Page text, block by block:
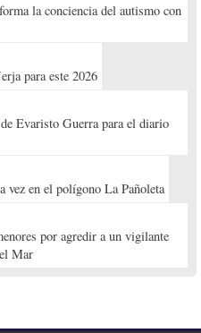
la conciencia del autismo con
para este 2026
Evaristo Guerra para el diario
vez en el polígono La Pañoleta
por agredir a un vigilante
Mar